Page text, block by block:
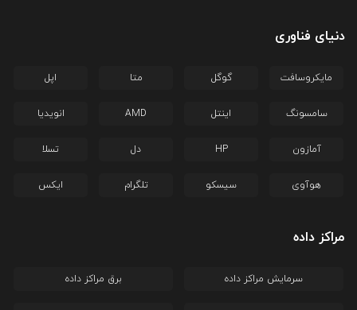
دنیای فناوری
مایکروسافت گوگل متا اپل
سامسونگ اینتل AMD انویدیا
آمازون HP دل تسلا
هوآوی سیسکو تلگرام ایکس
مراکز داده
سرمایش مراکز داده برق مراکز داده